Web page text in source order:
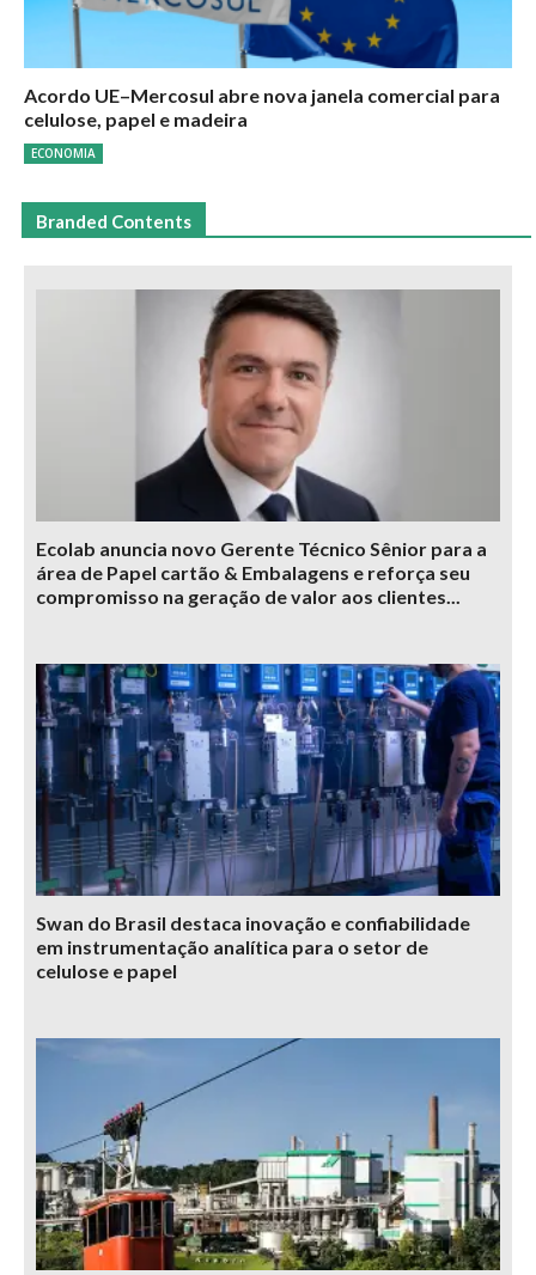
Acordo UE–Mercosul abre nova janela comercial para
celulose, papel e madeira
ECONOMIA
Branded Contents
Ecolab anuncia novo Gerente Técnico Sênior para a
área de Papel cartão & Embalagens e reforça seu
compromisso na geração de valor aos clientes...
Swan do Brasil destaca inovação e confiabilidade
em instrumentação analítica para o setor de
celulose e papel